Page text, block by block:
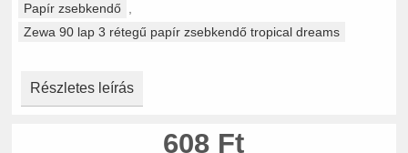
Papír zsebkendő
Zewa 90 lap 3 rétegű papír zsebkendő tropical dreams
Részletes leírás
608 Ft